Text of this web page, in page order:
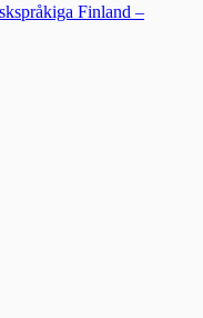
Finland –